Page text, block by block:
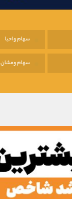
سهام واحیا
سهام ومشان